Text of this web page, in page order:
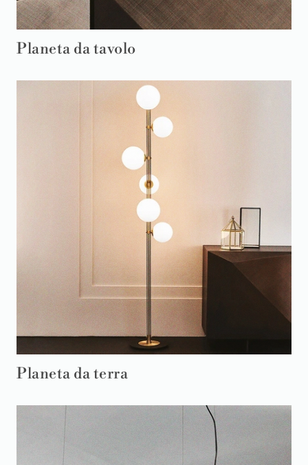
Planeta da tavolo
Planeta da terra